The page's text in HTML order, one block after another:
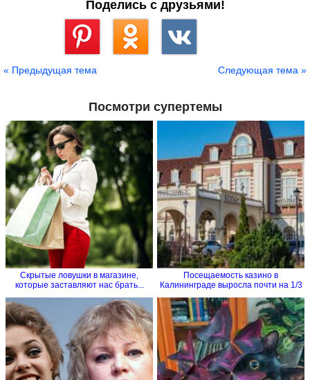
Поделись с друзьями!
« Предыдущая тема Следующая тема »
Посмотри супертемы
Скрытые ловушки в магазине,
которые заставляют нас брать...
Посещаемость казино в
Калининграде выросла почти на 1/3